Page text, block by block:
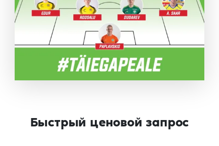
Быстрый ценовой запрос